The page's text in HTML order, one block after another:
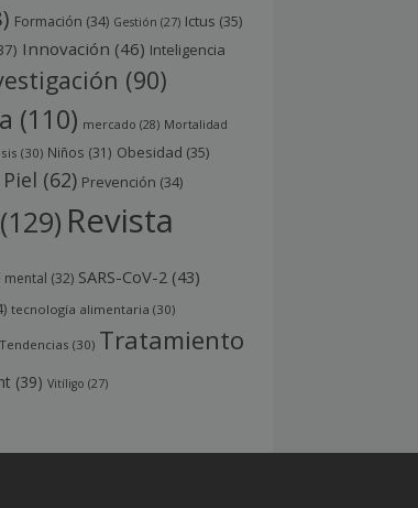
Formación (34) Gestión (27) Ictus (35)
Innovación (46) Inteligencia
(90)
(110) mercado (28) Mortalidad
(30) Niños (31) Obesidad (35)
Piel (62) Prevención (34)
(129) Revista
mental (32) SARS-CoV-2 (43)
tecnología alimentaria (30)
Tendencias (30) Tratamiento
(39) Vitíligo (27)